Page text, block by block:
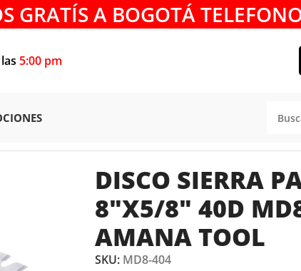
GRATÍS A BOGOTÁ
5:00 pm
DISCO SIERRA
8″X5/8″ 40D
AMANA TOOL
SKU: MD8-404